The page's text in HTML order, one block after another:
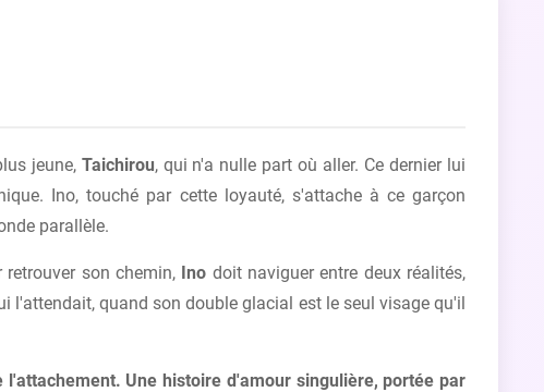
jeune, Taichirou, qui n'a nulle part où aller. Ce dernier lui
Ino, touché par cette loyauté, s'attache à ce garçon
parallèle.
son chemin, Ino doit naviguer entre deux réalités,
l'attendait, quand son double glacial est le seul visage qu'il
Une histoire d'amour singulière, portée par